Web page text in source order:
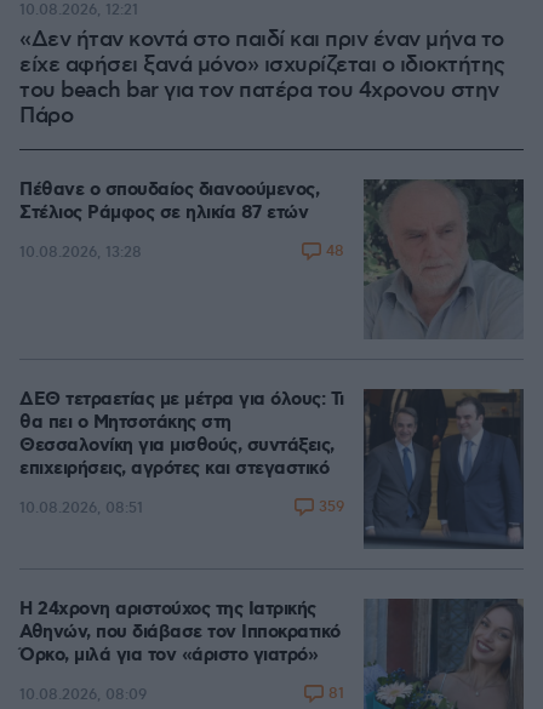
«Δεν ήταν κοντά στο παιδί και πριν έναν μήνα το
είχε αφήσει ξανά μόνο» ισχυρίζεται ο ιδιοκτήτης
του beach bar για τον πατέρα του 4χρονου στην
Πάρο
10.08.2026, 12:21
Πέθανε ο σπουδαίος διανοούμενος,
Στέλιος Ράμφος σε ηλικία 87 ετών
10.08.2026, 13:28 48
ΔΕΘ τετραετίας με μέτρα για όλους: Τι
θα πει ο Μητσοτάκης στη
Θεσσαλονίκη για μισθούς, συντάξεις,
επιχειρήσεις, αγρότες και στεγαστικό
10.08.2026, 08:51 359
Η 24χρονη αριστούχος της Ιατρικής
Αθηνών, που διάβασε τον Ιπποκρατικό
Όρκο, μιλά για τον «άριστο γιατρό»
10.08.2026, 08:09 81